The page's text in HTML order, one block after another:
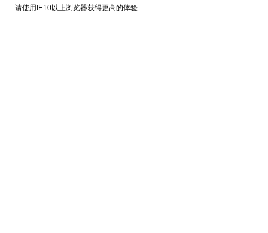
请使用IE10以上浏览器获得更高的体验